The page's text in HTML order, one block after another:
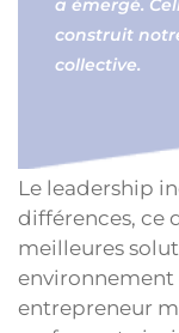
a émergé.
construit
collective.
Le leadership
différences, ce
meilleures
environnement
entrepreneur